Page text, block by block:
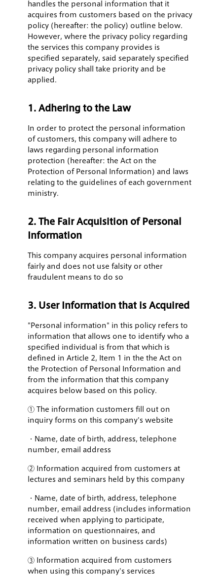
handles the personal information that it
acquires from customers based on the privacy
policy (hereafter: the policy) outline below.
However, where the privacy policy regarding
the services this company provides is
specified separately, said separately specified
privacy policy shall take priority and be
applied.
1. Adhering to the Law
In order to protect the personal information
of customers, this company will adhere to
laws regarding personal information
protection (hereafter: the Act on the
Protection of Personal Information) and laws
relating to the guidelines of each government
ministry.
2. The Fair Acquisition of Personal
Information
This company acquires personal information
fairly and does not use falsity or other
fraudulent means to do so
3. User Information that is Acquired
"Personal information" in this policy refers to
information that allows one to identify who a
specified individual is from that which is
defined in Article 2, Item 1 in the the Act on
the Protection of Personal Information and
from the information that this company
acquires below based on this policy.
① The information customers fill out on
inquiry forms on this company's website
・Name, date of birth, address, telephone
number, email address
② Information acquired from customers at
lectures and seminars held by this company
・Name, date of birth, address, telephone
number, email address (includes information
received when applying to participate,
information on questionnaires, and
information written on business cards)
③ Information acquired from customers
when using this company's services